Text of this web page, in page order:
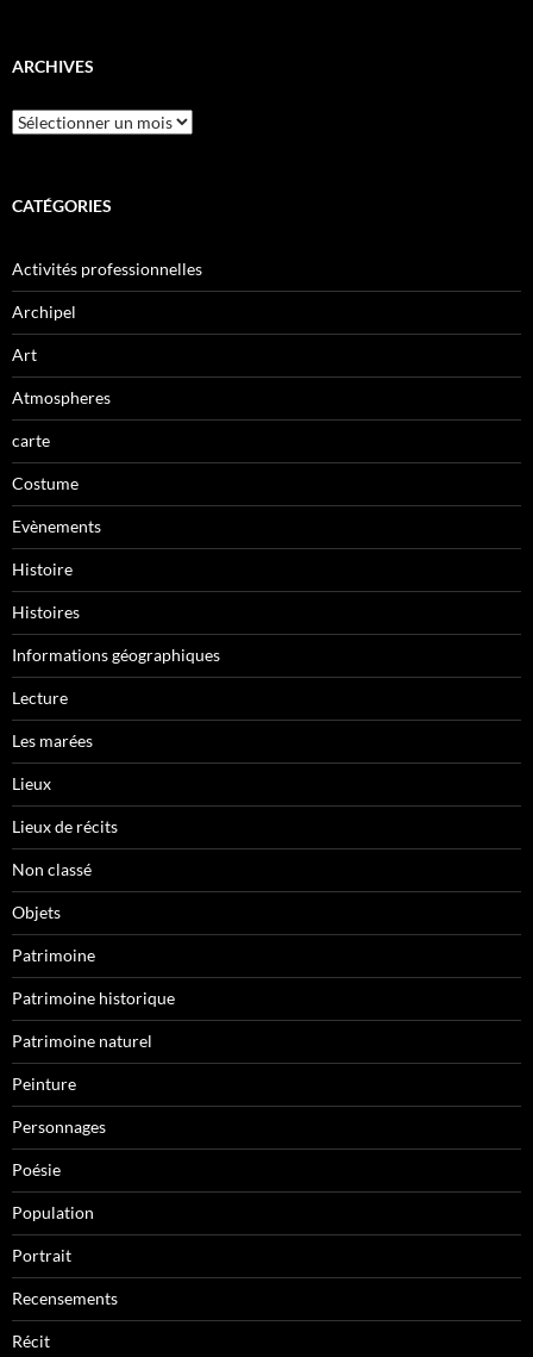
ARCHIVES
Archives
CATÉGORIES
Activités professionnelles
Archipel
Art
Atmospheres
carte
Costume
Evènements
Histoire
Histoires
Informations géographiques
Lecture
Les marées
Lieux
Lieux de récits
Non classé
Objets
Patrimoine
Patrimoine historique
Patrimoine naturel
Peinture
Personnages
Poésie
Population
Portrait
Recensements
Récit